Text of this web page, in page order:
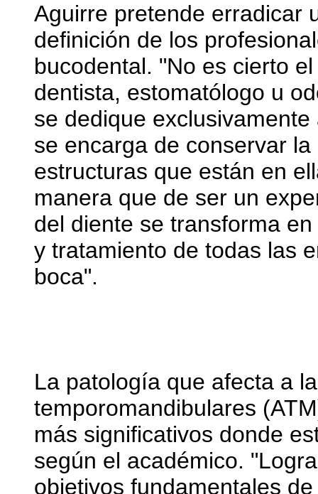
Aguirre pretende erradicar
definición de los
bucodental. "No es cierto
dentista, estomatólogo u
se dedique
se encarga de conservar
estructuras que están en
manera que de ser un
del diente se transforma
y tratamiento de todas las
boca".
La patología que afecta a
temporomandibulares
más significativos donde
según el académico.
objetivos fundamentales